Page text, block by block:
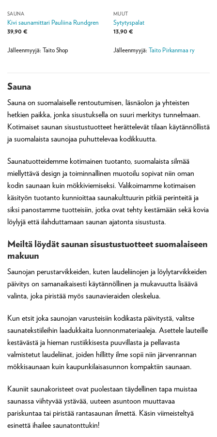
SAUNA
Kivi saunamittari Pauliina Rundgren
39,90 €
Jälleenmyyjä: Taito Shop
MUUT
Sytytyspalat
13,90 €
Jälleenmyyjä: Taito Pirkanmaa ry
Sauna
Sauna on suomalaiselle rentoutumisen, läsnäolon ja yhteisten
hetkien paikka, jonka sisustuksella on suuri merkitys tunnelmaan.
Kotimaiset saunan sisustustuotteet herättelevät tilaan käytännöllistä
ja suomalaista saunojaa puhuttelevaa kodikkuutta.
Saunatuotteidemme kotimainen tuotanto, suomalaista silmää
miellyttävä design ja toiminnallinen muotoilu sopivat niin oman
kodin saunaan kuin mökkiviemiseksi. Valikoimamme kotimaisen
käsityön tuotanto kunnioittaa saunakulttuurin pitkiä perinteitä ja
siksi panostamme tuotteisiin, jotka ovat tehty kestämään sekä kovia
löylyjä että ilahduttamaan saunan ajatonta sisustusta.
Meiltä löydät saunan sisustustuotteet suomalaiseen
makuun
Saunojan perustarvikkeiden, kuten laudeliinojen ja löylytarvikkeiden
päivitys on samanaikaisesti käytännöllinen ja mukavuutta lisäävä
valinta, joka piristää myös saunavieraiden oleskelua.
Kun etsit joka saunojan varusteisiin kodikasta päivitystä, valitse
saunatekstiileihin laadukkaita luonnonmateriaaleja. Asettele lauteille
kestävästä ja hieman rustiikkisesta puuvillasta ja pellavasta
valmistetut laudeliinat, joiden hillitty ilme sopii niin järvenrannan
mökkisaunaan kuin kaupunkilaisasunnon kompaktiin saunaan.
Kauniit saunakoristeet ovat puolestaan täydellinen tapa muistaa
saunassa viihtyvää ystävää, uuteen asuntoon muuttavaa
pariskuntaa tai piristää rantasaunan ilmettä. Käsin viimeisteltyä
esinettä ihailee saunatonttukin!